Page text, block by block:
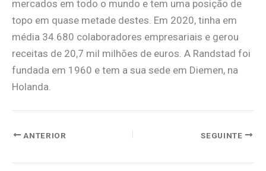
mercados em todo o mundo e tem uma posição de
topo em quase metade destes. Em 2020, tinha em
média 34.680 colaboradores empresariais e gerou
receitas de 20,7 mil milhões de euros. A Randstad foi
fundada em 1960 e tem a sua sede em Diemen, na
Holanda.
ANTERIOR SEGUINTE